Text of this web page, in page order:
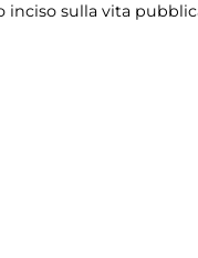
sulla vita